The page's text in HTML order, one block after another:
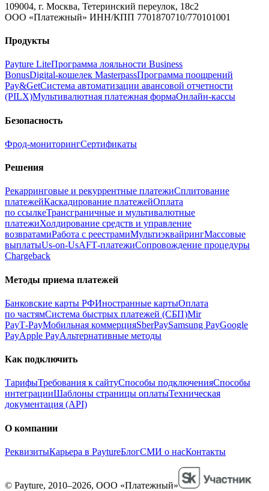
109004, г. Москва, Тетеринский переулок, 18с2
ООО «Платежный» ИНН/КПП 7701870710/770101001
Продукты
Payture LiteПрограмма лояльности Business
BonusDigital‑кошелек MasterpassПрограмма поощрений
Pay&GetСистема автоматизации авансовой отчетности
(PILX)Мультивалютная платежная формаОнлайн‑кассы
Безопасность
Фрод‑мониторингСертификаты
Решения
Рекарринговые и рекуррентные платежиСплитование
платежейКаскадирование платежейОплата
по ссылкеТрансграничные и мультивалютные
платежиХолдирование средств и управление
возвратамиРабота с реестрамиМультиэквайрингМассовые
выплатыUs-on-UsAFT‑платежиСопровождение процедуры
Chargeback
Методы приема платежей
Банковские карты РФИностранные картыОплата
по частямСистема быстрых платежей (СБП)Mir
PayT‑PayМобильная коммерцияSberPaySamsung PayGoogle
PayApple PayАльтернативные методы
Как подключить
ТарифыТребования к сайтуСпособы подключенияСпособы
интеграцииШаблоны страницы оплатыТехническая
документация (API)
О компании
РеквизитыКарьера в PaytureБлогСМИ о насКонтакты
© Payture, 2010–2026, ООО «Платежный»